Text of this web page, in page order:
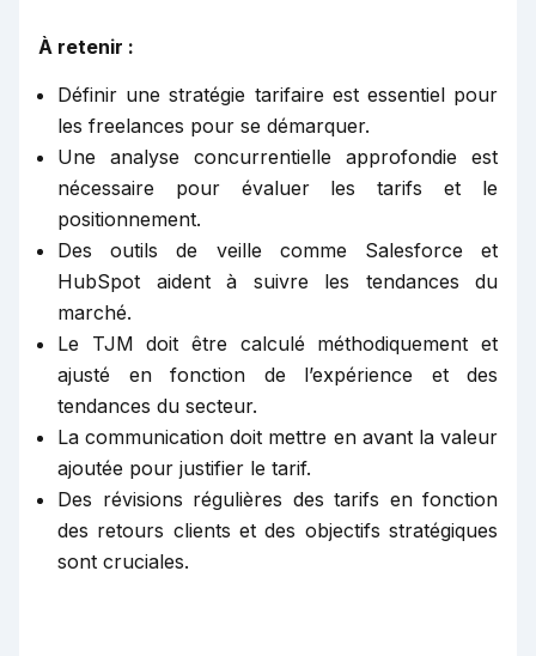
À retenir :
Définir une stratégie tarifaire est essentiel pour
les freelances pour se démarquer.
Une analyse concurrentielle approfondie est
nécessaire pour évaluer les tarifs et le
positionnement.
Des outils de veille comme Salesforce et
HubSpot aident à suivre les tendances du
marché.
Le TJM doit être calculé méthodiquement et
ajusté en fonction de l’expérience et des
tendances du secteur.
La communication doit mettre en avant la valeur
ajoutée pour justifier le tarif.
Des révisions régulières des tarifs en fonction
des retours clients et des objectifs stratégiques
sont cruciales.